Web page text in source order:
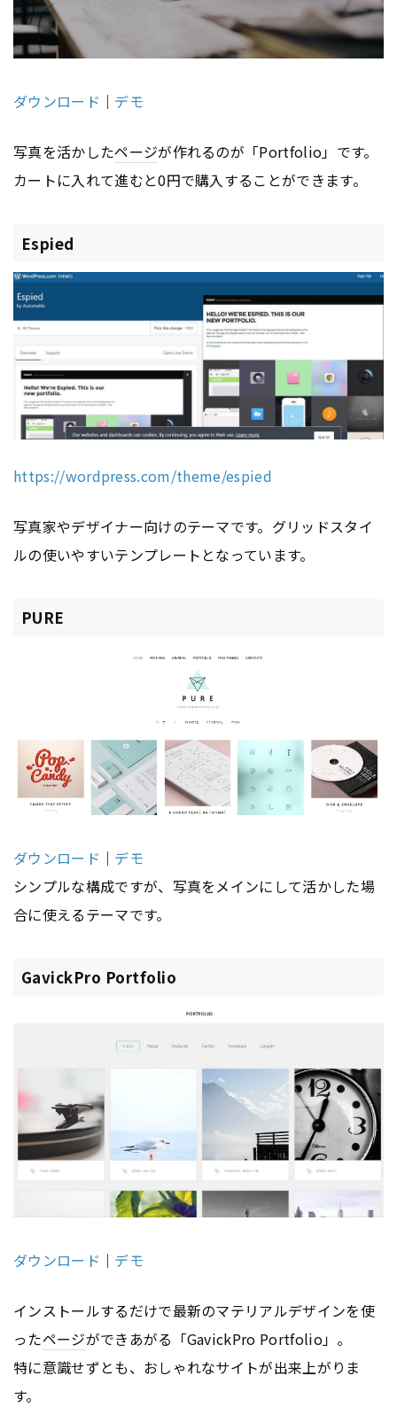
ダウンロード ｜ デモ
写真を活かしたページが作れるのが「Portfolio」です。
カートに入れて進むと0円で購入することができます。
Espied
https://wordpress.com/theme/espied
写真家やデザイナー向けのテーマです。グリッドスタイ
ルの使いやすいテンプレートとなっています。
PURE
ダウンロード ｜ デモ
シンプルな構成ですが、写真をメインにして活かした場
合に使えるテーマです。
GavickPro Portfolio
ダウンロード ｜ デモ
インストールするだけで最新のマテリアルデザインを使
ったページができあがる「GavickPro Portfolio」。
特に意識せずとも、おしゃれなサイトが出来上がりま
す。